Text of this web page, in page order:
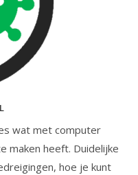
wat met computer
maken heeft. Duidelijke
hoe je kunt